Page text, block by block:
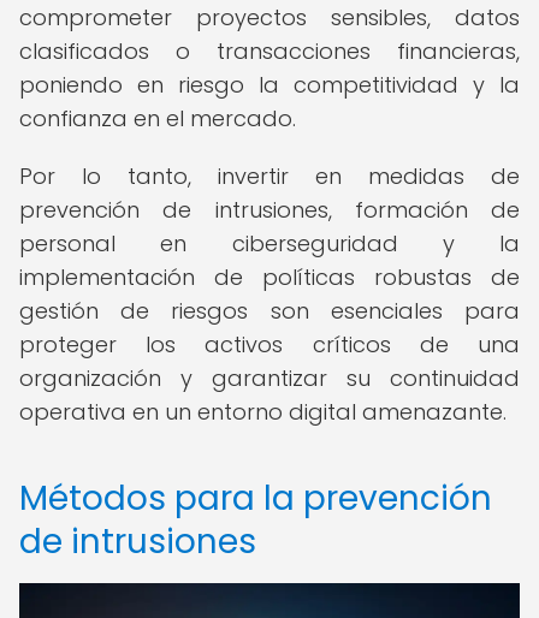
comprometer proyectos sensibles, datos
clasificados o transacciones financieras,
poniendo en riesgo la competitividad y la
confianza en el mercado.
Por lo tanto, invertir en medidas de
prevención de intrusiones, formación de
personal en ciberseguridad y la
implementación de políticas robustas de
gestión de riesgos son esenciales para
proteger los activos críticos de una
organización y garantizar su continuidad
operativa en un entorno digital amenazante.
Métodos para la prevención
de intrusiones